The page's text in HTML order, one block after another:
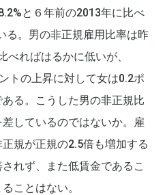
と６年前の2013年に比べ
る。男の非正規雇用比率は昨
べればはるかに低いが、
トの上昇に対して女は0.2ポ
る。こうした男の非正規比
しているのではないか。雇
規が正規の2.5倍も増加する
れず、また低賃金であるこ
ことはない。